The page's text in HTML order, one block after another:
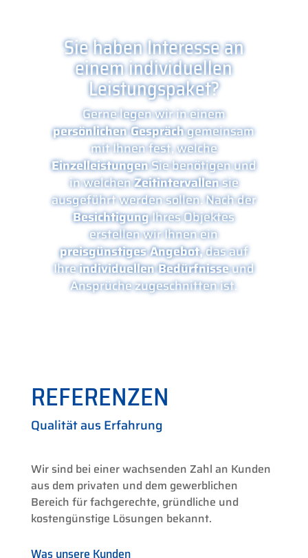
Sie haben Interesse an
einem individuellen
Leistungspaket?
Gerne legen wir in einem
persönlichen Gesprächgemeinsam
mit Ihnen fest, welche
EinzelleistungenSie benötigen und
in welchenZeitintervallensie
ausgeführt werden sollen. Nach der
BesichtigungIhres Objektes
erstellen wir Ihnen ein
preisgünstiges Angebot,das auf
Ihreindividuellen Bedürfnisseund
Ansprüche zugeschnitten ist.
REFERENZEN
Qualität aus Erfahrung
Wir sind bei einer wachsenden Zahl an Kunden
aus dem privaten und dem gewerblichen
Bereich für fachgerechte, gründliche und
kostengünstige Lösungen bekannt.